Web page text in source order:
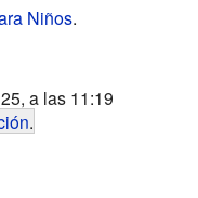
Niños.
a las 11:19
.